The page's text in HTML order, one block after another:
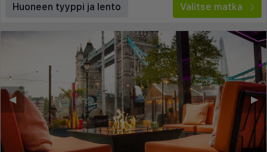
Huoneen tyyppi ja lento Valitse matka
▶︎
◀︎